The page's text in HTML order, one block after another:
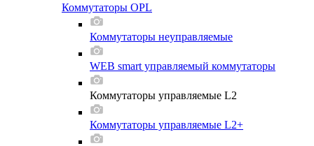
Коммутаторы OPL
Коммутаторы неуправляемые
WEB smart управляемый коммутаторы
Коммутаторы управляемые L2
Коммутаторы управляемые L2+